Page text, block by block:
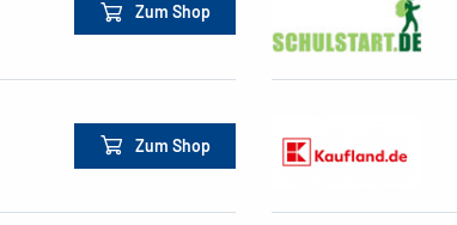
Zum Shop
Zum Shop